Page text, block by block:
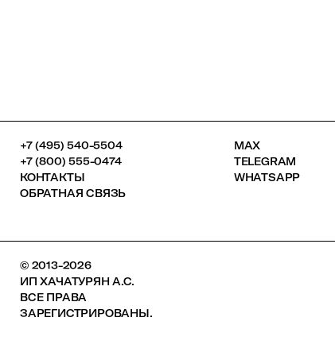
+7 (495) 540-5504
+7 (800) 555-0474
КОНТАКТЫ
ОБРАТНАЯ СВЯЗЬ
MAX
TELEGRAM
WHATSAPP
© 2013-2026
ИП ХАЧАТУРЯН А.С.
ВСЕ ПРАВА
ЗАРЕГИСТРИРОВАНЫ.